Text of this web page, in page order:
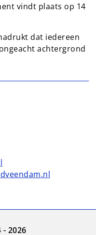
vindt plaats op 14
dat iedereen
achtergrond
2026